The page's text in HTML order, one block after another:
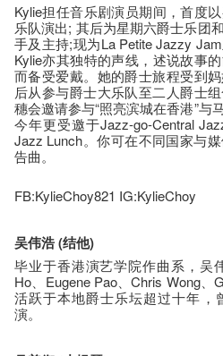
Kylie担任音乐剧演员期间，首度
乐队演出; 其后为星期六爵士乐团
手及主持;现为La Petite Jazzy
Kylie亦其独特的声线，述说故事
而备受爱戴。她的爵士旅程受到
后从参与爵士大乐队至二人爵士
穗会邀请参与“照亮滨城在香港”与
今年更受邀于Jazz-go-Central
Jazz Lunch。你可在不同国家与
告曲。
FB:KylieChoy821 IG:KylieChoy
吴伟浩(结他)
毕业于香港演艺学院作曲系，吴
Ho、Eugene Pao、Chris Wong、
活跃于本地爵士乐坛超过十年，
演。